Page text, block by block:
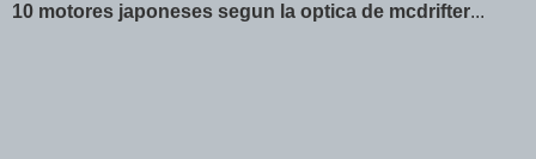
10 motores japoneses segun la optica de mcdrifter...